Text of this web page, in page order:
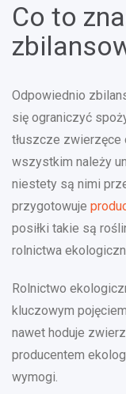
Co to
Odpowiednio
się ograniczyć
tłuszcze zwierzęce
wszystkim należy
niestety są nimi
przygotowuje
posiłki takie są
rolnictwa
Rolnictwo
kluczowym
nawet hoduje
producentem
wymogi.